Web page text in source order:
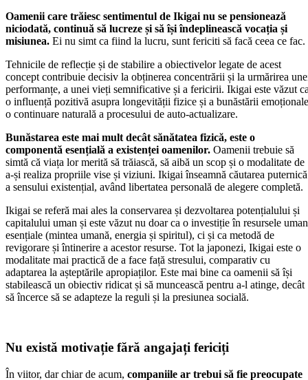
Oamenii care trăiesc sentimentul de Ikigai nu se pensionează
niciodată, continuă să lucreze și să își îndeplinească vocația și
misiunea. Ei nu simt ca fiind la lucru, sunt fericiti să facă ceea ce fac.
Tehnicile de reflecție și de stabilire a obiectivelor legate de acest
concept contribuie decisiv la obținerea concentrării și la urmărirea
performanțe, a unei vieți semnificative și a fericirii. Ikigai este văzut
o influență pozitivă asupra longevității fizice și a bunăstării
o continuare naturală a procesului de auto-actualizare.
Bunăstarea este mai mult decât sănătatea fizică, este o
componentă esențială a existenței oamenilor. Oamenii trebuie să
simtă că viața lor merită să trăiască, să aibă un scop și o modalitate de
a-și realiza propriile vise și viziuni. Ikigai înseamnă căutarea puternică
a sensului existențial, având libertatea personală de alegere completă.
Ikigai se referă mai ales la conservarea și dezvoltarea potențialului și
capitalului uman și este văzut nu doar ca o investiție în resursele
esențiale (mintea umană, energia și spiritul), ci și ca metodă de
revigorare și întinerire a acestor resurse. Tot la japonezi, Ikigai este o
modalitate mai practică de a face față stresului, comparativ cu
adaptarea la așteptările apropiaților. Este mai bine ca oamenii să își
stabilească un obiectiv ridicat și să muncească pentru a-l atinge, decât
să încerce să se adapteze la reguli și la presiunea socială.
Nu există motivație fără angajați fericiți
În viitor, dar chiar de acum, companiile ar trebui să fie preocupate